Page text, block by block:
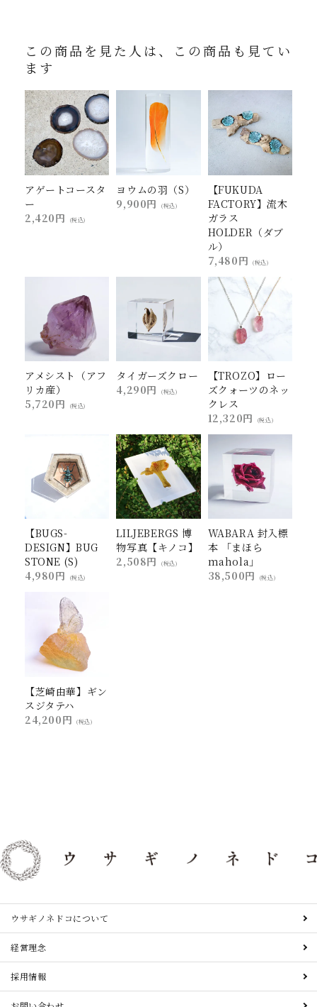
この商品を見た人は、この商品も見てい
ます
アゲートコースタ
ー
2,420円
(税込)
ヨウムの羽（S）
9,900円
(税込)
【FUKUDA
FACTORY】流木
ガラス
HOLDER（ダブ
ル）
7,480円
(税込)
アメシスト（アフ
リカ産）
5,720円
(税込)
タイガーズクロー
4,290円
(税込)
【TROZO】ロー
ズクォーツのネッ
クレス
12,320円
(税込)
【BUGS-
DESIGN】BUG
STONE (S)
4,980円
(税込)
LILJEBERGS 博
物写真【キノコ】
2,508円
(税込)
WABARA 封入標
本 「まほら
mahola」
38,500円
(税込)
【芝崎由華】ギン
スジタテハ
24,200円
(税込)
ウサギノネドコについて
経営理念
採用情報